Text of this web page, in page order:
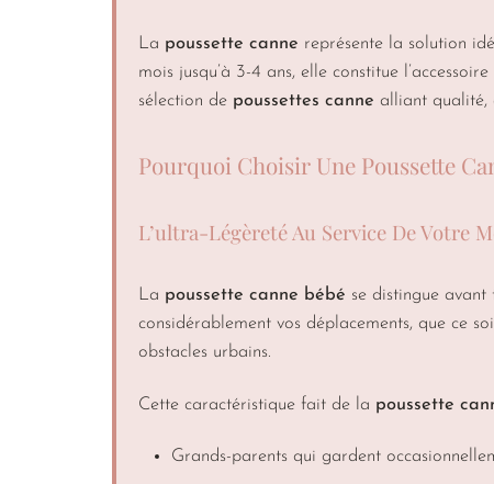
La poussette canne représente la solution
mois jusqu’à 3-4 ans, elle constitue
sélection de poussettes canne alliant qualité,
Pourquoi Choisir Une Poussette
L’ultra-Légèreté Au Service De Votre
La poussette canne bébé se distingue
considérablement vos déplacements, que ce
obstacles urbains.
Cette caractéristique fait de la poussette
Grands-parents qui gardent